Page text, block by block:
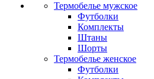
Термобелье мужское
Футболки
Комплекты
Штаны
Шорты
Термобелье женское
Футболки